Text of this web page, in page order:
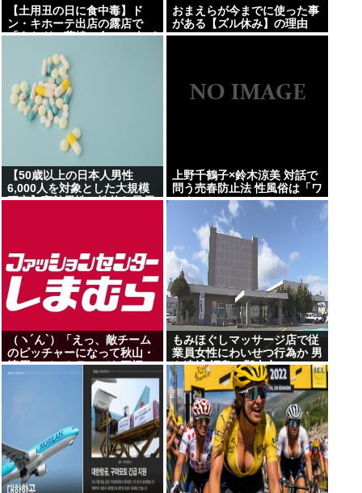
【土用丑の日に食中毒】ド
ン・キホーテ出店の露店で
「うなぎの蒲焼」食べ14人が
おまえらが今までに使った事
がある【ズル休み】の理由
【50歳以上の日本人男性
6,000人を対象とした大規模
研究】高齢男性の性的な最優
上野千鶴子×鈴木涼美 対話で
問う売春防止法 性風俗は「ワ
ーク」か
（ヽ´ん`）「えっ、敵チーム
のピッチャーになって秋山・
清原・デストラーデを三振に
抑えたら一億ですか？」→ど
もみほぐしマッサージ店で従
業員女性にわいせつ行為か 男
を逮捕 福島・郡山市